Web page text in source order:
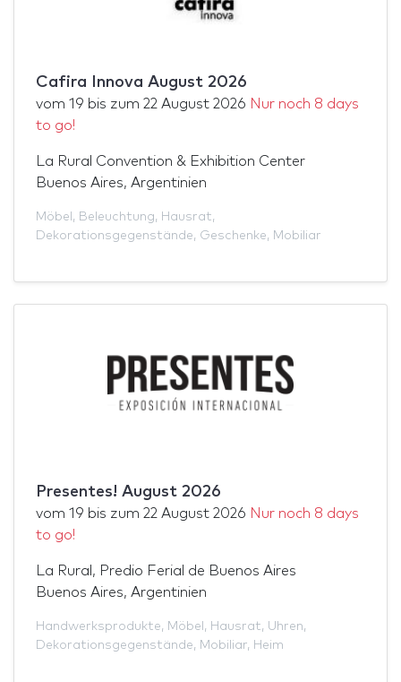
Cafira Innova August 2026
vom 19 bis zum 22 August 2026 Nur noch 8 days
to go!
La Rural Convention & Exhibition Center
Buenos Aires, Argentinien
Möbel , Beleuchtung, Hausrat,
Dekorationsgegenstände, Geschenke, Mobiliar
Presentes! August 2026
vom 19 bis zum 22 August 2026 Nur noch 8 days
to go!
La Rural, Predio Ferial de Buenos Aires
Buenos Aires, Argentinien
Handwerksprodukte, Möbel , Hausrat, Uhren,
Dekorationsgegenstände, Mobiliar, Heim